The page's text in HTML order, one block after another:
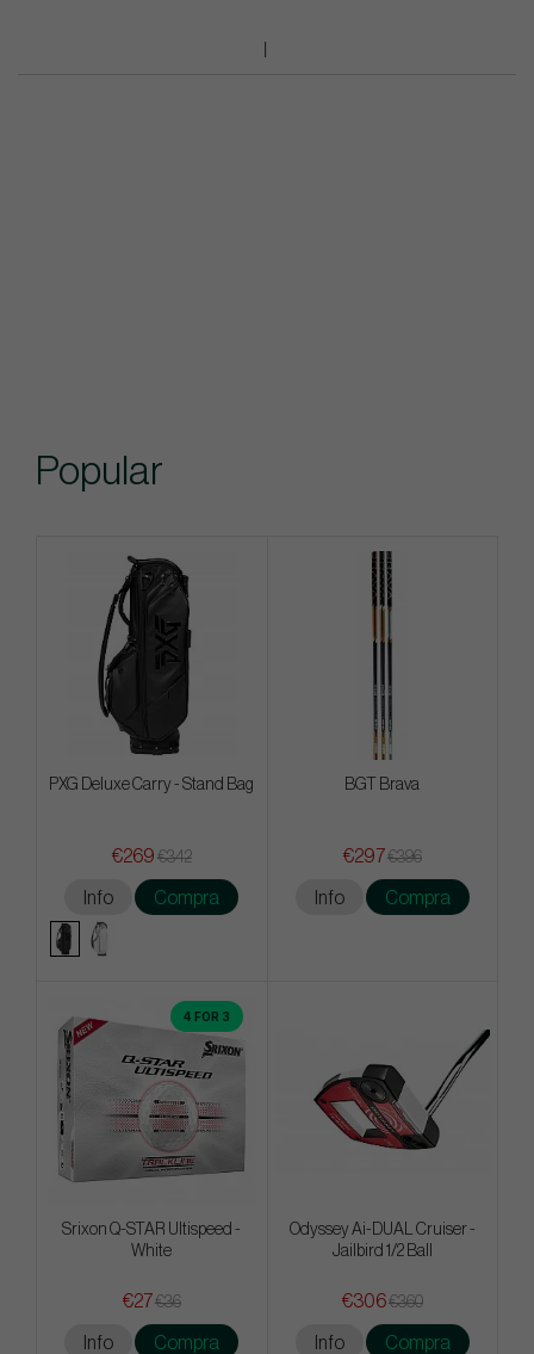
Popular
PXG Deluxe Carry - Stand Bag
€269 €342
Info Compra
BGT Brava
€297€396
Info Compra
4 FOR 3
Srixon Q-STAR Ultispeed -
White
€27€36
Info Compra
Odyssey Ai-DUAL Cruiser -
Jailbird 1/2 Ball
€306€360
Info Compra